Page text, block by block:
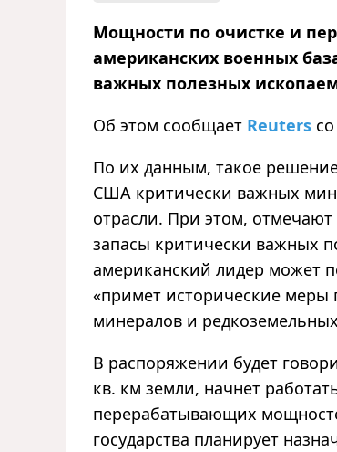
Мощности по очистке и
американских военных
важных полезных
Об этом сообщает Reuters
По их данным, такое
США критически важных
отрасли. При этом, отмечают
запасы критически важных
американский лидер может
«примет исторические меры
минералов и
В распоряжении будет
кв. км земли, начнет
перерабатывающих
государства планирует